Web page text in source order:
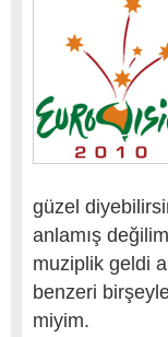
güzel
anlamış
muziplik geldi
benzeri
miyim.